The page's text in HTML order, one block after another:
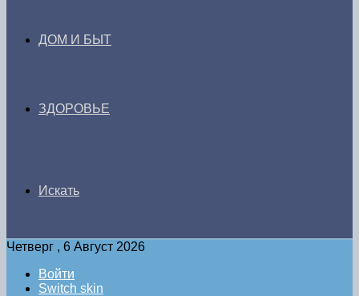
ДОМ И БЫТ
ЗДОРОВЬЕ
Искать
Четверг , 6 Август 2026
Войти
Switch skin